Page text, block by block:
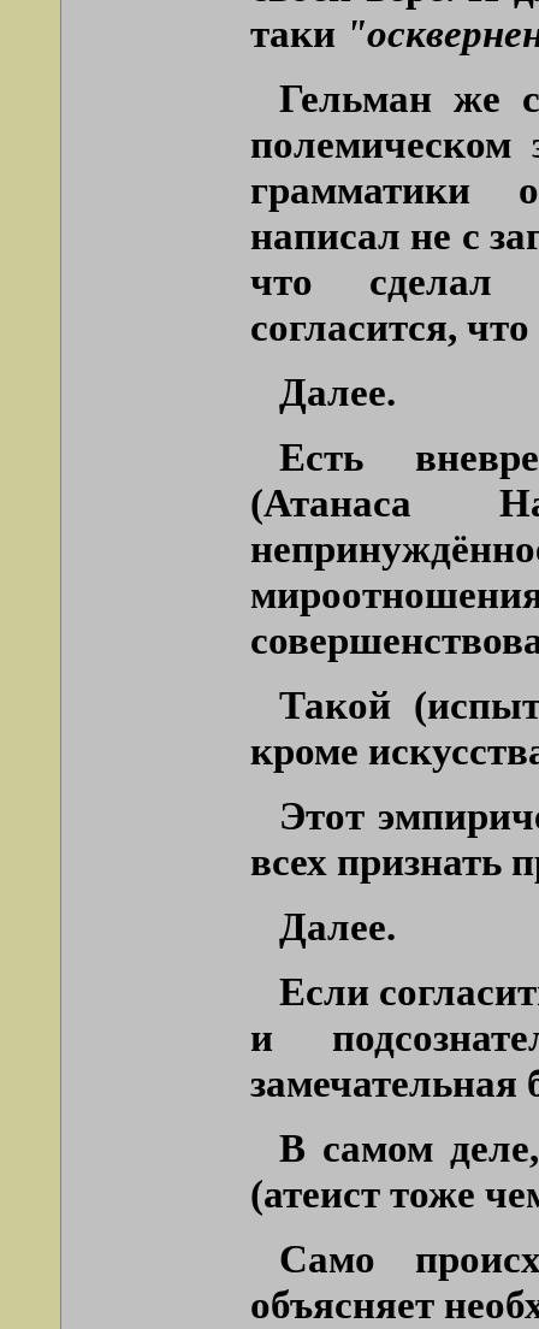
таки
Гельман же
полемическом
грамматики
написал не с
что сделал
согласится,
Далее.
Есть
(Атанаса
Такой
кроме
Этот
всех признать
Далее.
Если
и
замечательная
В самом
(атеист тоже
Само
объясняет